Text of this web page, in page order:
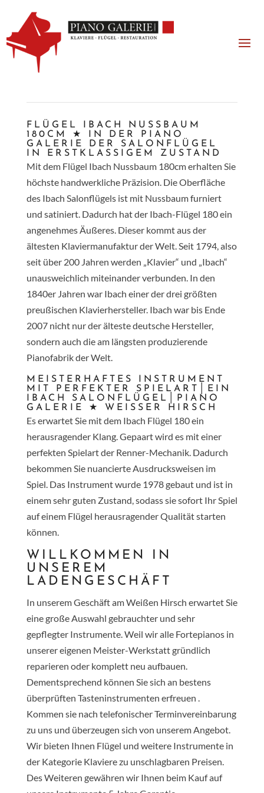
FLÜGEL IBACH NUSSBAUM
180CM ★ IN DER PIANO
GALERIE DER SALONFLÜGEL
IN ERSTKLASSIGEM ZUSTAND
Mit dem Flügel Ibach Nussbaum 180cm erhalten Sie
höchste handwerkliche Präzision. Die Oberfläche
des Ibach Salonflügels ist mit Nussbaum furniert
und satiniert. Dadurch hat der Ibach-Flügel 180 ein
angenehmes Äußeres. Dieser kommt aus der
ältesten Klaviermanufaktur der Welt. Seit 1794, also
seit über 200 Jahren werden „Klavier“ und „Ibach“
unausweichlich miteinander verbunden. In den
1840er Jahren war Ibach einer der drei größten
preußischen Klavierhersteller. Ibach war bis Ende
2007 nicht nur der älteste deutsche Hersteller,
sondern auch die am längsten produzierende
Pianofabrik der Welt.
MEISTERHAFTES INSTRUMENT
MIT PERFEKTER SPIELART│EIN
IBACH SALONFLÜGEL│PIANO
GALERIE ★ WEISSER HIRSCH
Es erwartet Sie mit dem Ibach Flügel 180 ein
herausragender Klang. Gepaart wird es mit einer
perfekten Spielart der Renner-Mechanik. Dadurch
bekommen Sie nuancierte Ausdrucksweisen im
Spiel. Das Instrument wurde 1978 gebaut und ist in
einem sehr guten Zustand, sodass sie sofort Ihr Spiel
auf einem Flügel herausragender Qualität starten
können.
WILLKOMMEN IN
UNSEREM
LADENGESCHÄFT
In unserem Geschäft am Weißen Hirsch erwartet Sie
eine große Auswahl gebrauchter und sehr
gepflegter Instrumente. Weil wir alle Fortepianos in
unserer eigenen Meister-Werkstatt gründlich
reparieren oder komplett neu aufbauen.
Dementsprechend können Sie sich an bestens
überprüften Tasteninstrumenten erfreuen .
Kommen sie nach telefonischer Terminvereinbarung
zu uns und überzeugen sich von unserem Angebot.
Wir bieten Ihnen Flügel und weitere Instrumente in
der Kategorie Klavierezu unschlagbaren Preisen.
Des Weiteren gewähren wir Ihnen beim Kauf auf